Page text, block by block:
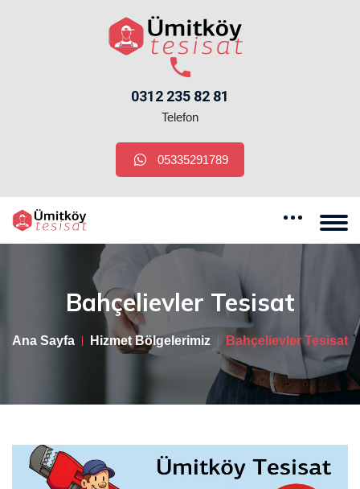
0312 235 82 81
Telefon
05335291789
Bahçelievler Tesisat
Ana Sayfa Hizmet Bölgelerimiz Bahçelievler Tesisat